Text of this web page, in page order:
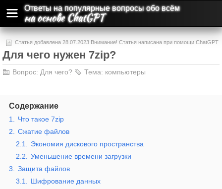
Ответы на популярные вопросы обо всём
на основе ChatGPT
Статья добавлена 28.07.2023 Внимание! Статья написана при помощи ChatGPT
и может содержать ошибки и неточности.
Для чего нужен 7zip?
Вопрос: Для чего? Тема: компьютеры
Содержание
1.
Что такое 7zip
2.
Сжатие файлов
2.1.
Экономия дискового пространства
2.2.
Уменьшение времени загрузки
3.
Защита файлов
3.1.
Шифрование данных